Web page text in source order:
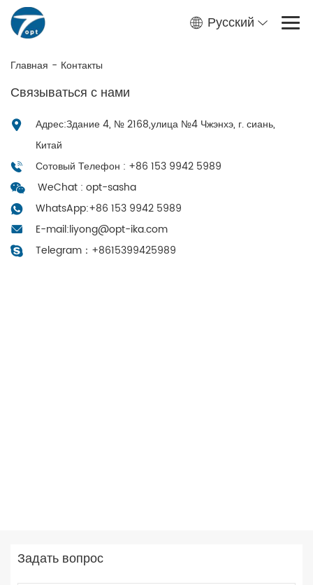
Русский
Главная - Контакты
Связываться с нами
Адрес:Здание 4, № 2168,улица №4 Чжэнхэ, г. сиань,
Китай
Сотовый Телефон : +86 153 9942 5989
WeChat : opt-sasha
WhatsApp:+86 153 9942 5989
E-mail:liyong@opt-ika.com
Telegram： +8615399425989
Задать вопрос